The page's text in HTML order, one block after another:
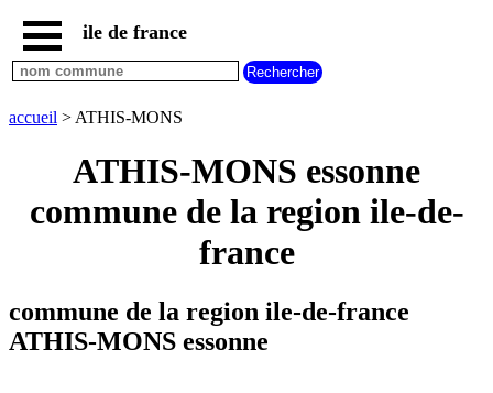
accueil
paris
communes
communes
seine
marne
communes
ile de france
accueil > ATHIS-MONS
ATHIS-MONS essonne
commune de la region ile-de-
france
commune de la region ile-de-france
ATHIS-MONS essonne